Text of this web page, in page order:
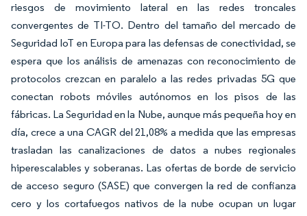
riesgos de movimiento lateral en las redes troncales
convergentes de TI-TO. Dentro del tamaño del mercado de
Seguridad IoT en Europa para las defensas de conectividad, se
espera que los análisis de amenazas con reconocimiento de
protocolos crezcan en paralelo a las redes privadas 5G que
conectan robots móviles autónomos en los pisos de las
fábricas. La Seguridad en la Nube, aunque más pequeña hoy en
día, crece a una CAGR del 21,08% a medida que las empresas
trasladan las canalizaciones de datos a nubes regionales
hiperescalables y soberanas. Las ofertas de borde de servicio
de acceso seguro (SASE) que convergen la red de confianza
cero y los cortafuegos nativos de la nube ocupan un lugar